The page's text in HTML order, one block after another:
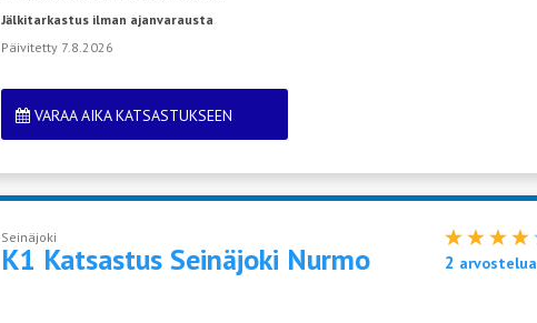
Jälkitarkastus ilman ajanvarausta
Päivitetty 7.8.2026
VARAA AIKA KATSASTUKSEEN
Seinäjoki
K1 Katsastus Seinäjoki Nurmo
2 arvostelua